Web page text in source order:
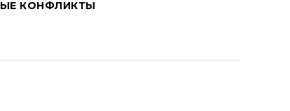
КОНФЛИКТЫ